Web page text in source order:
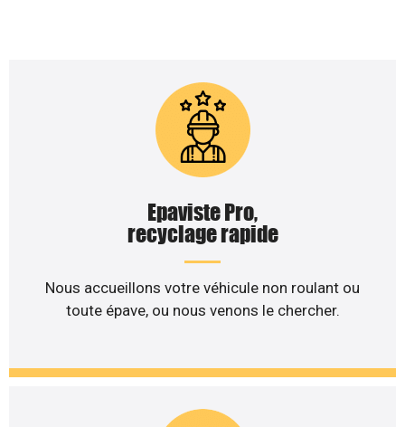
Epaviste Pro,
recyclage rapide
Nous accueillons votre véhicule non roulant ou
toute épave, ou nous venons le chercher.